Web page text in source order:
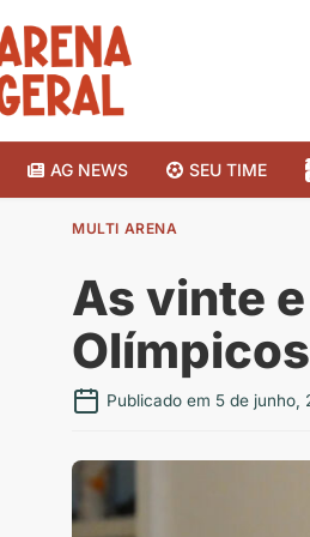
AG NEWS SEU TIME
MULTI ARENA
As vinte
Olímpicos
Publicado em 5 de junho,